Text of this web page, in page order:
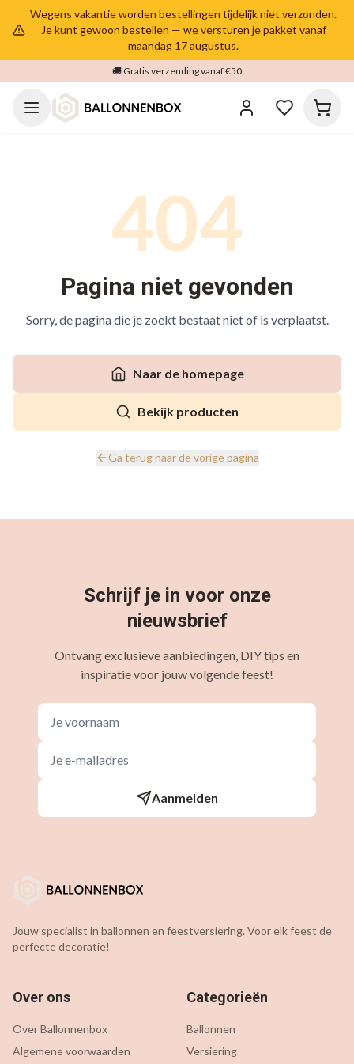
Wegens vakantie worden bestellingen tijdelijk niet verzonden.
Je kunt gewoon bestellen — we versturen je pakket vanaf
maandag 17 augustus.
🚚 Gratis verzending vanaf €50
404
Pagina niet gevonden
Sorry, de pagina die je zoekt bestaat niet of is verplaatst.
Naar de homepage
Bekijk producten
Ga terug naar de vorige pagina
Schrijf je in voor onze
nieuwsbrief
Ontvang exclusieve aanbiedingen, DIY tips en
inspiratie voor jouw volgende feest!
Aanmelden
Jouw specialist in ballonnen en feestversiering. Voor elk feest de
perfecte decoratie!
Over ons
Over Ballonnenbox
Algemene voorwaarden
Categorieën
Ballonnen
Versiering